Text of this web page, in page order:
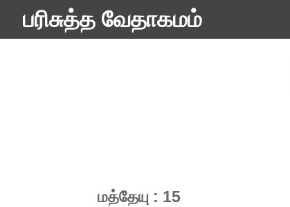
பரிசுத்த வேதாகமம்
மத்தேயு : 15